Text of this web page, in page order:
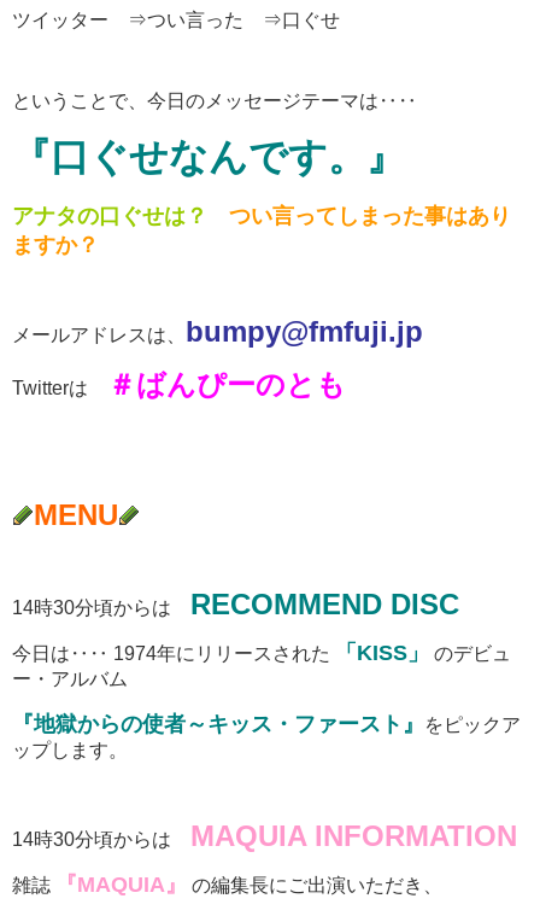
ツイッター ⇒つい言った ⇒口ぐせ
ということで、今日のメッセージテーマは‥‥
『口ぐせなんです。』
アナタの口ぐせは？ つい言ってしまった事はあり
ますか？
メールアドレスは、 bumpy@fmfuji.jp
Twitterは ＃ばんぴーのとも
MENU
14時30分頃からは RECOMMEND DISC
今日は‥‥ 1974年にリリースされた 「KISS」
のデビュ
ー・アルバム
『地獄からの使者～キッス・ファースト』
をピックア
ップします。
14時30分頃からは MAQUIA INFORMATION
雑誌 『MAQUIA』 の編集長にご出演いただき、